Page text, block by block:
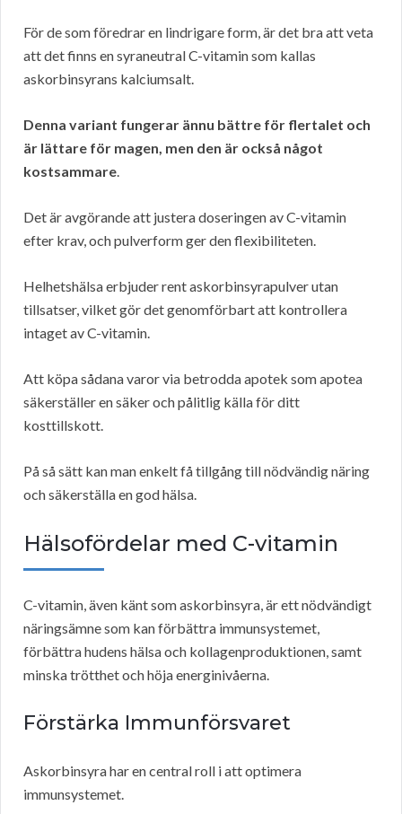
För de som föredrar en lindrigare form, är det bra att veta
att det finns en syraneutral C-vitamin som kallas
askorbinsyrans kalciumsalt.
Denna variant fungerar ännu bättre för flertalet och
är lättare för magen, men den är också något
kostsammare.
Det är avgörande att justera doseringen av C-vitamin
efter krav, och pulverform ger den flexibiliteten.
Helhetshälsa erbjuder rent askorbinsyrapulver utan
tillsatser, vilket gör det genomförbart att kontrollera
intaget av C-vitamin.
Att köpa sådana varor via betrodda apotek som apotea
säkerställer en säker och pålitlig källa för ditt
kosttillskott.
På så sätt kan man enkelt få tillgång till nödvändig näring
och säkerställa en god hälsa.
Hälsofördelar med C-vitamin
C-vitamin, även känt som askorbinsyra, är ett nödvändigt
näringsämne som kan förbättra immunsystemet,
förbättra hudens hälsa och kollagenproduktionen, samt
minska trötthet och höja energinivåerna.
Förstärka Immunförsvaret
Askorbinsyra har en central roll i att optimera
immunsystemet.